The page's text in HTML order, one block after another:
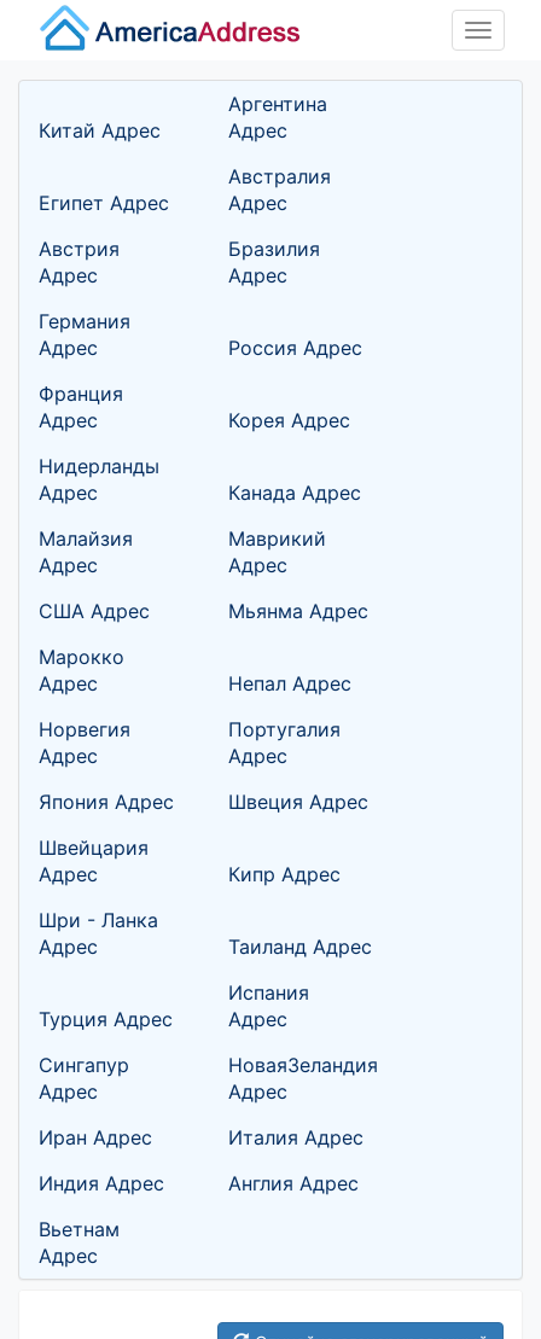
Toggle
Китай Адрес
Аргентина
Адрес
Египет Адрес
Австралия
Адрес
Австрия
Адрес
Бразилия
Адрес
Германия
Адрес
Россия Адрес
Франция
Адрес
Корея Адрес
Нидерланды
Адрес
Канада Адрес
Малайзия
Адрес
Маврикий
Адрес
США Адрес
Мьянма Адрес
Марокко
Адрес
Непал Адрес
Норвегия
Адрес
Португалия
Адрес
Япония Адрес
Швеция Адрес
Швейцария
Адрес
Кипр Адрес
Шри - Ланка
Адрес
Таиланд Адрес
Турция Адрес
Испания
Адрес
Сингапур
Адрес
НоваяЗеландия
Адрес
Иран Адрес
Италия Адрес
Индия Адрес
Англия Адрес
Вьетнам
Адрес